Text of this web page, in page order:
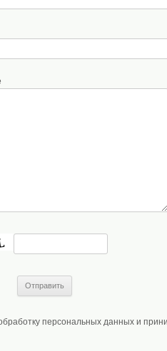
персональных данных и